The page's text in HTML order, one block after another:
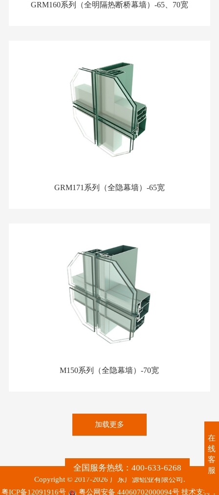
全国服务热线：400-633-6268
GRM160系列（全明隔热断桥幕墙）-65、70宽
GRM171系列（全隐幕墙）-65宽
M150系列（全隐幕墙）-70宽
加载更多
Copyright © 2017-2026 广东广源铝业有限公司.
粤ICP备12091916号
粤公网安备 44060702000094号 技术支持：
在
线
客
服